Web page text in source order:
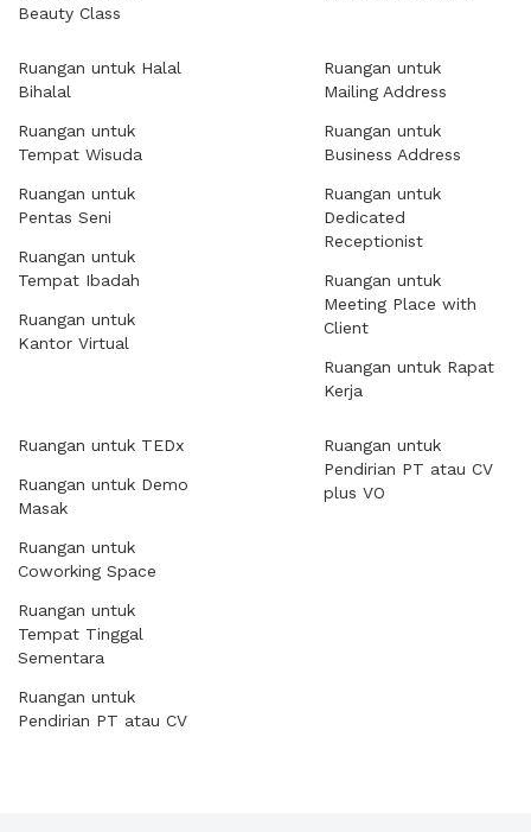
Beauty Class
Ruangan untuk Halal
Bihalal
Ruangan untuk
Tempat Wisuda
Ruangan untuk
Pentas Seni
Ruangan untuk
Tempat Ibadah
Ruangan untuk
Kantor Virtual
Ruangan untuk
Mailing Address
Ruangan untuk
Business Address
Ruangan untuk
Dedicated
Receptionist
Ruangan untuk
Meeting Place with
Client
Ruangan untuk Rapat
Kerja
Ruangan untuk TEDx
Ruangan untuk Demo
Masak
Ruangan untuk
Coworking Space
Ruangan untuk
Tempat Tinggal
Sementara
Ruangan untuk
Pendirian PT atau CV
Ruangan untuk
Pendirian PT atau CV
plus VO